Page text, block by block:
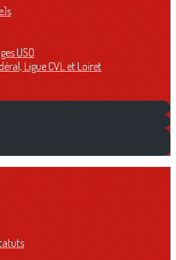
USO
Ligue CVL et Loiret